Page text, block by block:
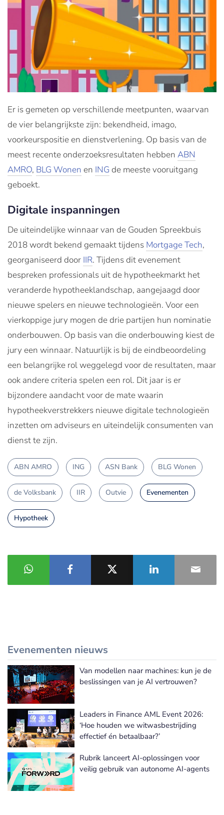
Er is gemeten op verschillende meetpunten, waarvan
de vier belangrijkste zijn: bekendheid, imago,
voorkeurspositie en dienstverlening. Op basis van de
meest recente onderzoeksresultaten hebben ABN
AMRO, BLG Wonen en ING de meeste vooruitgang
geboekt.
Digitale inspanningen
De uiteindelijke winnaar van de Gouden Spreekbuis
2018 wordt bekend gemaakt tijdens Mortgage Tech,
georganiseerd door IIR. Tijdens dit evenement
bespreken professionals uit de hypotheekmarkt het
veranderde hypotheeklandschap, aangejaagd door
nieuwe spelers en nieuwe technologieën. Voor een
vierkoppige jury mogen de drie partijen hun nominatie
onderbouwen. Op basis van die onderbouwing kiest de
jury een winnaar. Natuurlijk is bij de eindbeoordeling
een belangrijke rol weggelegd voor de resultaten, maar
ook andere criteria spelen een rol. Dit jaar is er
bijzondere aandacht voor de mate waarin
hypotheekverstrekkers nieuwe digitale technologieën
inzetten om adviseurs en uiteindelijk consumenten van
dienst te zijn.
ABN AMRO ING ASN Bank BLG Wonen
de Volksbank IIR Outvie Evenementen
Hypotheek
Evenementen nieuws
Meer Evenementen nieuws
Van modellen naar machines: kun je de
beslissingen van je AI vertrouwen?
Leaders in Finance AML Event 2026:
‘Hoe houden we witwasbestrijding
effectief én betaalbaar?’
Rubrik lanceert AI-oplossingen voor
veilig gebruik van autonome AI-agents